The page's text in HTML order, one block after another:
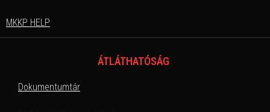
MKKP HELP
ÁTLÁTHATÓSÁG
Dokumentumtár